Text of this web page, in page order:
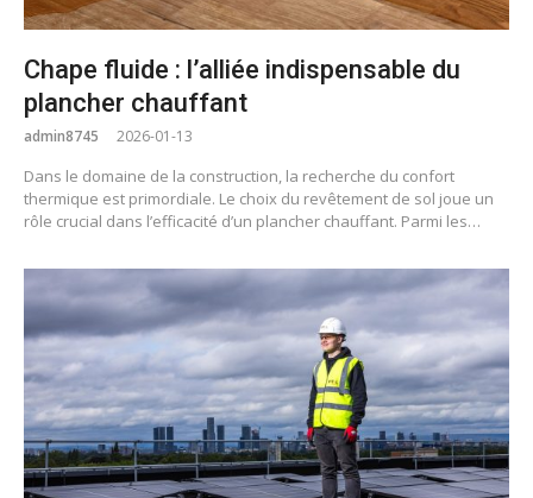
Chape fluide : l’alliée indispensable du
plancher chauffant
admin8745 2026-01-13
Dans le domaine de la construction, la recherche du confort
thermique est primordiale. Le choix du revêtement de sol joue un
rôle crucial dans l’efficacité d’un plancher chauffant. Parmi les…